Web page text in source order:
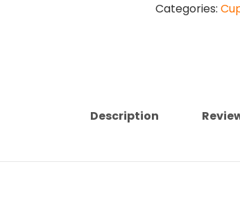
Categories:
Description